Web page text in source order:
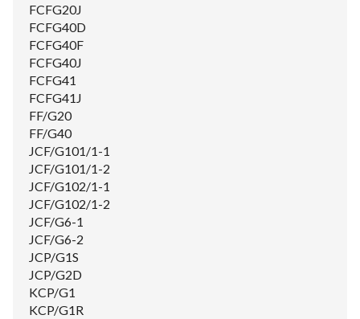
FCFG20J
FCFG40D
FCFG40F
FCFG40J
FCFG41
FCFG41J
FF/G20
FF/G40
JCF/G101/1-1
JCF/G101/1-2
JCF/G102/1-1
JCF/G102/1-2
JCF/G6-1
JCF/G6-2
JCP/G1S
JCP/G2D
KCP/G1
KCP/G1R